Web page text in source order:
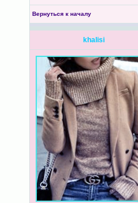
Вернуться к началу
khalisi